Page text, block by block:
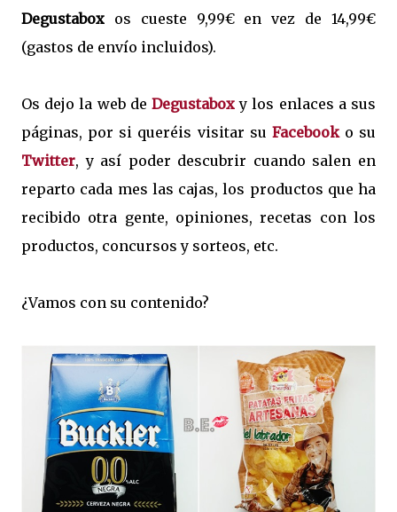
Degustabox os cueste
9,99€ en vez de 14,99€
(gastos de envío incluidos).
Os dejo la web de Degustabox y los enlaces a sus
páginas, por si queréis visitar su Facebooko su
Twitter, y así poder descubrir cuando salen en
reparto cada mes las cajas, los productos que ha
recibido otra gente, opiniones, recetas con los
productos, concursos y sorteos, etc.
¿Vamos con su contenido?